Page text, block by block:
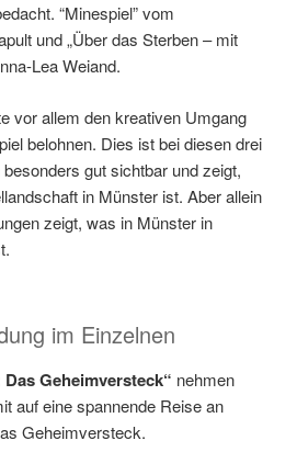
“Minespiel” vom
und „Über das Sterben – mit
Lea Weiand.
vor allem den kreativen Umgang
belohnen. Dies ist bei diesen drei
gut sichtbar und zeigt,
in Münster ist. Aber allein
zeigt, was in Münster in
im Einzelnen
Geheimversteck“ nehmen
auf eine spannende Reise an
Geheimversteck.